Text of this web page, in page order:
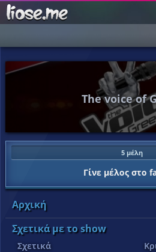
The voice of
5 μέλη
Γίνε μέλος στο
Αρχική
Σχετικά με το show
Σχετικά